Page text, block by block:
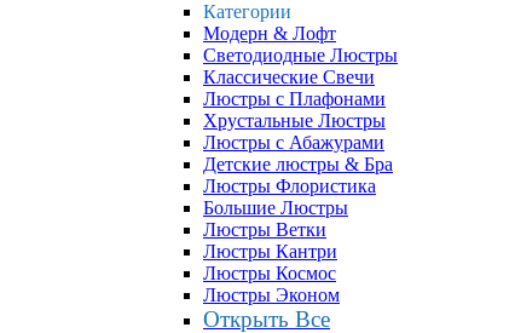
Категории
Модерн & Лофт
Светодиодные Люстры
Классические Свечи
Люстры с Плафонами
Хрустальные Люстры
Люстры с Абажурами
Детские люстры & Бра
Люстры Флористика
Большие Люстры
Люстры Ветки
Люстры Кантри
Люстры Космос
Люстры Эконом
Открыть Все